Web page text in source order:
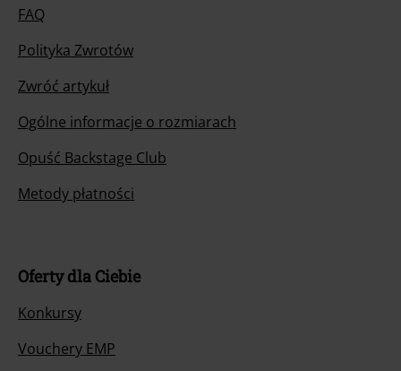
FAQ
Polityka Zwrotów
Zwróć artykuł
Ogólne informacje o rozmiarach
Opuść Backstage Club
Metody płatności
Oferty dla Ciebie
Konkursy
Vouchery EMP